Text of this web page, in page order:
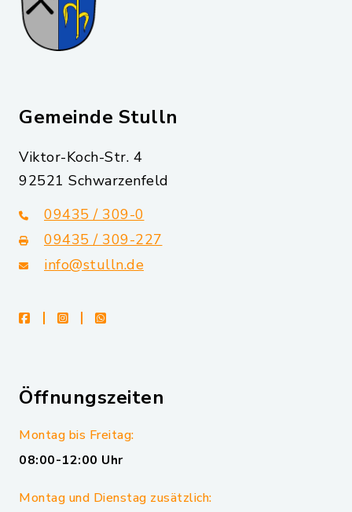
Gemeinde Stulln
Viktor-Koch-Str. 4
92521 Schwarzenfeld
09435 / 309-0
09435 / 309-227
info@stulln.de
facebookinstagramwhatsapp
Öffnungszeiten
Montag bis Freitag:
08:00-12:00 Uhr
Montag und Dienstag zusätzlich: